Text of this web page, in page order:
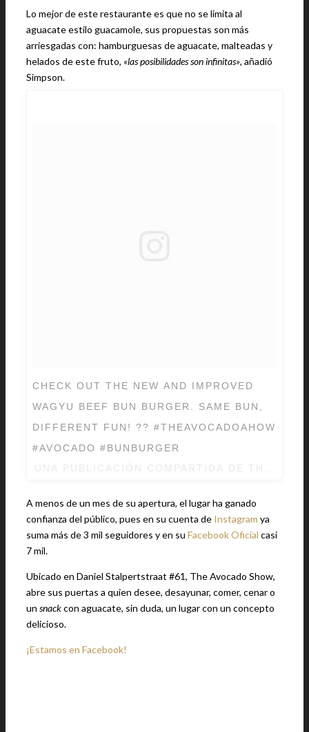
Lo mejor de este restaurante es que no se limita al
aguacate estilo guacamole, sus propuestas son más
arriesgadas con: hamburguesas de aguacate, malteadas y
helados de este fruto, «las posibilidades son infinitas», añadió
Simpson.
CHECK OUT THE NEW AND IMPROVED
WAGYU BEEF BUN BURGER. SAME BUN,
DIFFERENT FUN! ?? #THEAVOCADOAHOW
#AVOCADO #BUNBURGER
A menos de un mes de su apertura, el lugar ha ganado
confianza del público, pues en su cuenta de Instagram ya
suma más de 3 mil seguidores y en su Facebook Oficial casi
7 mil.
Ubicado en Daniel Stalpertstraat #61, The Avocado Show,
abre sus puertas a quien desee, desayunar, comer, cenar o
un snackcon aguacate, sin duda, un lugar con un concepto
delicioso.
¡Estamos en Facebook!